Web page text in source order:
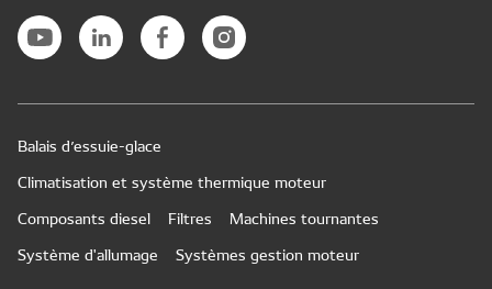
Balais d’essuie-glace
Climatisation et système thermique moteur
Composants diesel
Filtres
Machines tournantes
Système d'allumage
Systèmes gestion moteur